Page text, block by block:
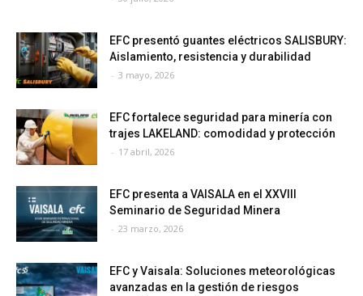
EFC presentó guantes eléctricos SALISBURY:
Aislamiento, resistencia y durabilidad
- 3 mayo, 2026
EFC fortalece seguridad para minería con
trajes LAKELAND: comodidad y protección
- 17 abril, 2026
EFC presenta a VAISALA en el XXVIII
Seminario de Seguridad Minera
- 23 marzo, 2026
EFC y Vaisala: Soluciones meteorológicas
avanzadas en la gestión de riesgos